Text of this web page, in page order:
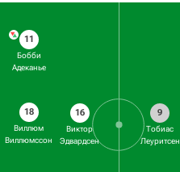
11
Бобби
Адеканье
18
Виллюм
Виллюмссон
16
Виктор
Эдвардсен
9
Тобиас
Леуритсен